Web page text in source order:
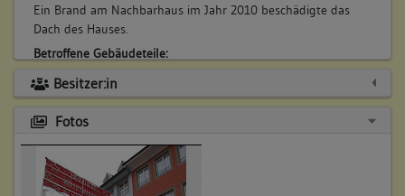
Ein Brand am Nachbarhaus im Jahr 2010 beschädigte das
Dach des Hauses.
Betroffene Gebäudeteile:
Dachgeschoss(e)
Besitzer:in
Fotos